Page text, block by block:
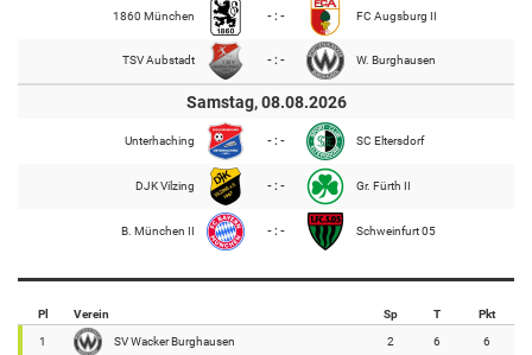
1860 München - : - FC Augsburg II
TSV Aubstadt - : - W. Burghausen
Samstag, 08.08.2026
Unterhaching - : - SC Eltersdorf
DJK Vilzing - : - Gr. Fürth II
B. München II - : - Schweinfurt 05
Pl Verein Sp T Pkt
1 SV Wacker Burghausen 2 6 6